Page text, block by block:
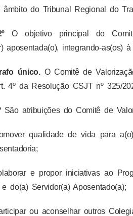
âmbito do Tribunal Regional do
O objetivo principal do
aposentada(o), integrando-as(os)
único. O Comitê de
4º da Resolução CSJT nº 325/
São atribuições do Comitê de
qualidade de vida para
e propor iniciativas ao
do(a) Servidor(a) Aposentado(a);
ou aconselhar outros